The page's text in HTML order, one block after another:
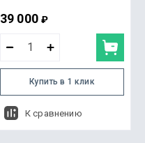
39 000 ₽
Купить в 1 клик
К сравнению